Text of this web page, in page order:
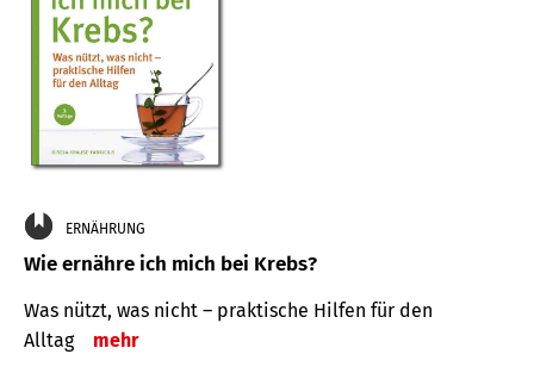
ERNÄHRUNG
Wie ernähre ich mich bei Krebs?
Was nützt, was nicht – praktische Hilfen für den
Alltag
mehr